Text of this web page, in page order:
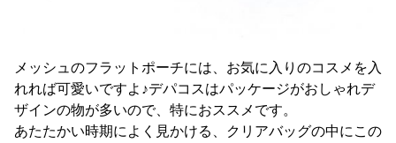
メッシュのフラットポーチには、お気に入りのコスメを入
れれば可愛いですよ♪デパコスはパッケージがおしゃれデ
ザインの物が多いので、特におススメです。
あたたかい時期によく見かける、クリアバッグの中にこの